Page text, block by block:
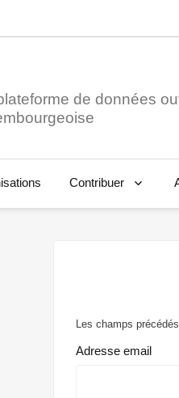
de données
Contribuer
Les champs
Adresse email